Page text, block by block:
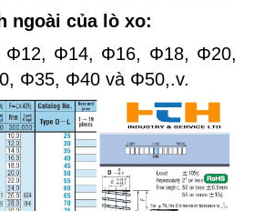
ngoài của lò xo:
Φ14, Φ16, Φ18, Φ20,
Φ35, Φ40 và Φ50,.v.